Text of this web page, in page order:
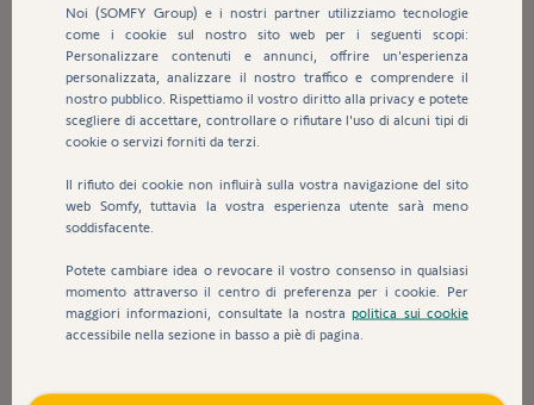
Kit di 3 Valvole termostatiche
IO
297,24 €
327,00 €
Termostato Connesso
Cablato v2
Noi (SOMFY Group) e i nostri partner utilizziamo tecnologie
come i cookie sul nostro sito web per i seguenti scopi:
Personalizzare contenuti e annunci, offrire un'esperienza
personalizzata, analizzare il nostro traffico e comprendere il
nostro pubblico. Rispettiamo il vostro diritto alla privacy e potete
scegliere di accettare, controllare o rifiutare l'uso di alcuni tipi di
cookie o servizi forniti da terzi.
Il rifiuto dei cookie non influirà sulla vostra navigazione del sito
web Somfy, tuttavia la vostra esperienza utente sarà meno
soddisfacente.
Potete cambiare idea o revocare il vostro consenso in qualsiasi
momento attraverso il centro di preferenza per i cookie. Per
maggiori informazioni, consultate la nostrapolitica sui cookie
accessibile nella sezione in basso a piè di pagina.